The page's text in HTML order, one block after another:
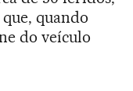
quando
do veículo